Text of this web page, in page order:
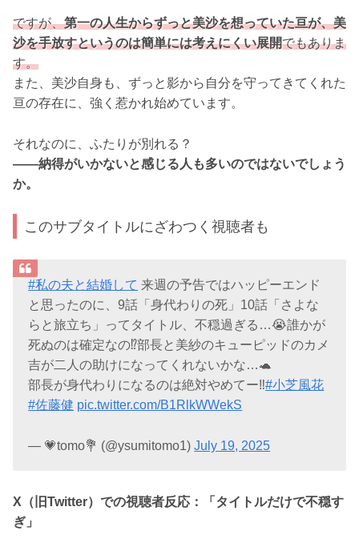
ですが、第一の人生からずっと美沙を想っていた亘が、美
沙を手放すというのは簡単には考えにくい展開でもありま
す。
また、美沙自身も、ずっと影から自分を守ってきてくれた
亘の存在に、強く惹かれ始めています。
それなのに、ふたりが別れる？
――納得がいかないと感じる人も多いのではないでしょう
か。
このサブタイトルにざわつく視聴者も
#私の夫と結婚して 来週の予告ではハッピーエンド
と思ったのに、9話「身代わりの死」10話「さよな
らと旅立ち」ってタイトル、不穏過ぎる…😭誰かが
死ぬのは確定なの⁉️部長と美紗のキューピッドのカメ
吉が二人の助けになってくれないかな…🐢
部長が身代わりになるのは絶対やめてー‼️#小芝風花
#佐藤健 pic.twitter.com/B1RlkWWekS
— 💗tomo💐 (@ysumitomo1)July 19, 2025
X（旧Twitter）での視聴者反応：「タイトルだけで不穏す
ぎ」